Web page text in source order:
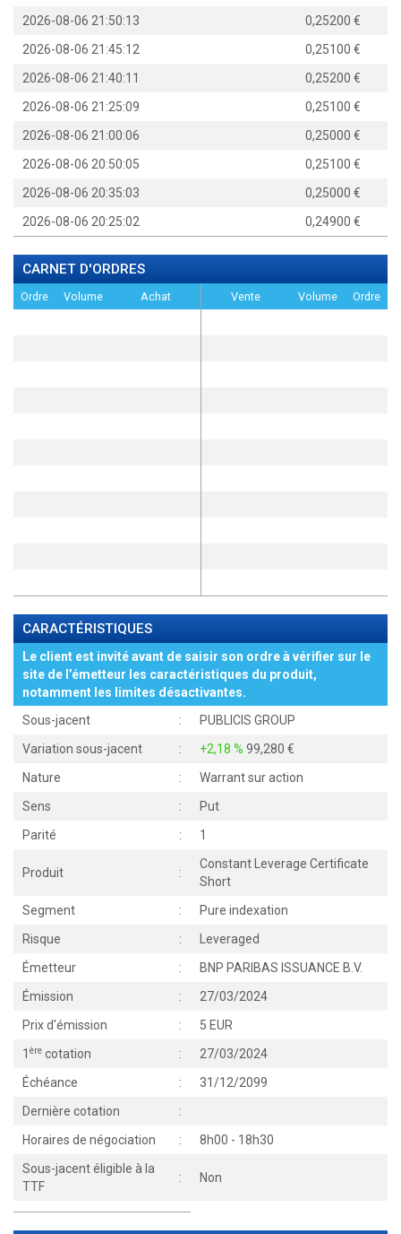
2026-08-06 21:50:13
0,25200
2026-08-06 21:45:12
0,25100
2026-08-06 21:40:11
0,25200
2026-08-06 21:25:09
0,25100
2026-08-06 21:00:06
0,25000
2026-08-06 20:50:05
0,25100
2026-08-06 20:35:03
0,25000
2026-08-06 20:25:02
0,24900
CARNET D'ORDRES
Ordre Volume Achat Vente Volume Ordre
CARACTÉRISTIQUES
Le client est invité avant de saisir son ordre à vérifier sur le
site de l’émetteur les caractéristiques du produit,
notamment les limites désactivantes.
Sous-jacent
:
PUBLICIS GROUP
Variation sous-jacent
: +2,18 % 99,280
Nature
:
Warrant sur action
Sens
:
Put
Parité
: 1
Produit :
Constant Leverage Certificate
Short
Segment
:
Pure indexation
Risque
:
Leveraged
Émetteur
:
BNP PARIBAS ISSUANCE B.V.
Émission
:
27/03/2024
Prix d'émission
:
5 EUR
1 ère cotation :
27/03/2024
Échéance
:
31/12/2099
Dernière cotation
:
Horaires de négociation
:
8h00 - 18h30
Sous-jacent éligible à la
TTF
: Non